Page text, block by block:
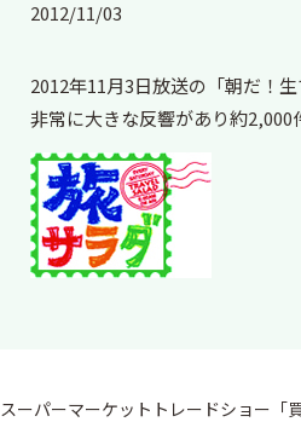
2012/11/03
2012年11月3日放送の「朝だ！
非常に大きな反響があり約2,000
スーパーマーケットトレードショー「